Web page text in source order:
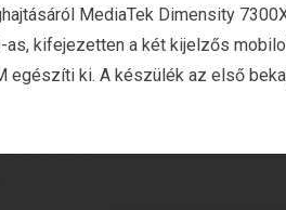
MediaTek Dimensity
as, kifejezetten a két kijelzős
egészíti ki. A készülék az első